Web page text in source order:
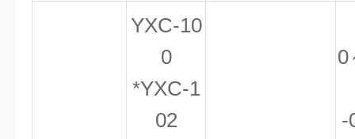
YXC-10
0
*YXC-1
02
0
-